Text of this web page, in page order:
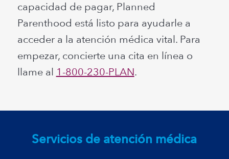
capacidad de pagar, Planned
Parenthood está listo para ayudarle a
acceder a la atención médica vital. Para
empezar, concierte una cita en línea o
llame al 1-800-230-PLAN.
Servicios de atención médica